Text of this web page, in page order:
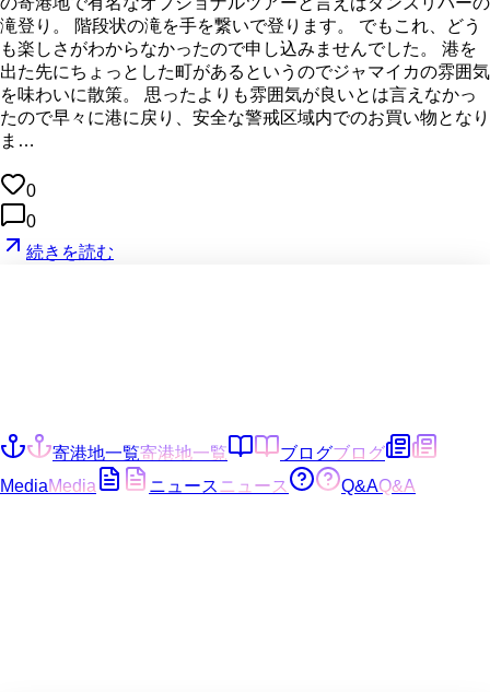
滝登り。 階段状の滝を手を繋いで登ります。 でもこれ、どう
も楽しさがわからなかったので申し込みませんでした。 港を
出た先にちょっとした町があるというのでジャマイカの雰囲気
を味わいに散策。 思ったよりも雰囲気が良いとは言えなかっ
たので早々に港に戻り、安全な警戒区域内でのお買い物となり
ま…
0
0
続きを読む
寄港地一覧寄港地一覧 ブログブログ
MediaMedia ニュース ニュース Q&AQ&A